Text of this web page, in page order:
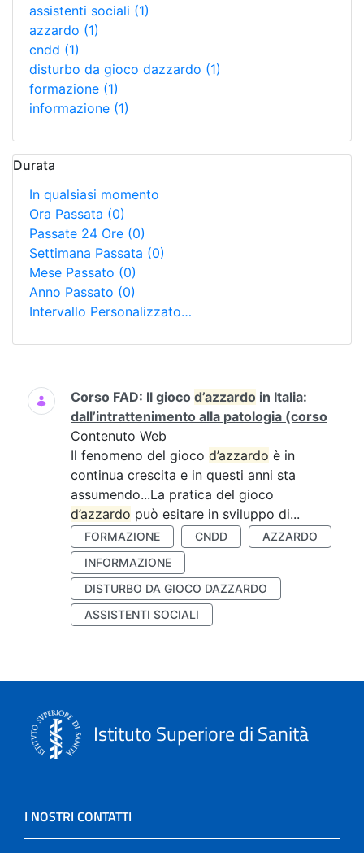
assistenti sociali (1)
azzardo (1)
cndd (1)
disturbo da gioco dazzardo (1)
formazione (1)
informazione (1)
Durata
In qualsiasi momento
Ora Passata (0)
Passate 24 Ore (0)
Settimana Passata (0)
Mese Passato (0)
Anno Passato (0)
Intervallo Personalizzato…
Ricerca
Corso FAD: Il gioco d’azzardo in Italia:
dall’intrattenimento alla patologia (corso
Contenuto Web
Il fenomeno del gioco d’azzardo è in
continua crescita e in questi anni sta
assumendo...La pratica del gioco
d’azzardo può esitare in sviluppo di...
FORMAZIONE CNDD
AZZARDO
INFORMAZIONE
DISTURBO DA GIOCO DAZZARDO
ASSISTENTI SOCIALI
Istituto Superiore di Sanità
I NOSTRI CONTATTI